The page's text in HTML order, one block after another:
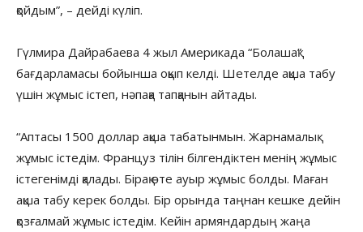
қойдым”, – дейді күліп.
Гүлмира Дайрабаева 4 жыл Америкада “Болашақ”
бағдарламасы бойынша оқып келді. Шетелде ақша табу
үшін жұмыс істеп, нәпақа тапқанын айтады.
“Аптасы 1500 доллар ақша табатынмын. Жарнамалық
жұмыс істедім. Француз тілін білгендіктен менің жұмыс
істегенімді қалады. Бірақ өте ауыр жұмыс болды. Маған
ақша табу керек болды. Бір орында таңнан кешке дейін
қозғалмай жұмыс істедім. Кейін армяндардың жаңа